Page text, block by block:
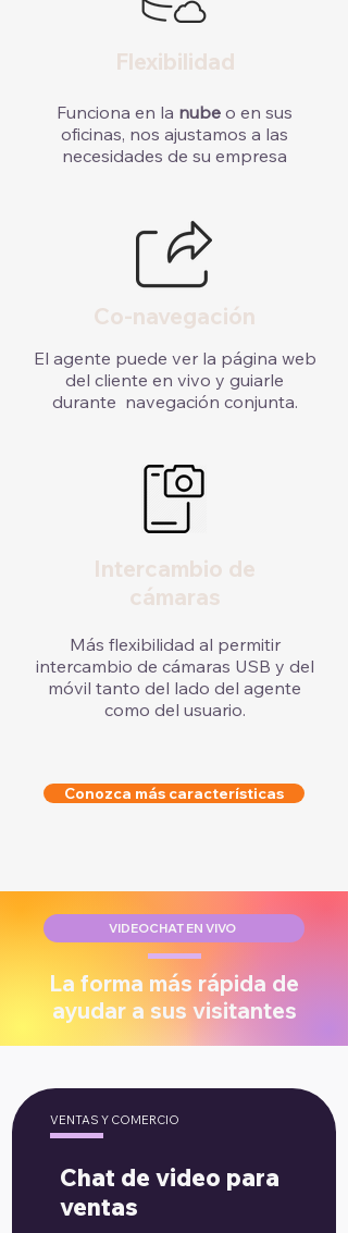
Flexibilidad
Funciona en la nube o en sus
oficinas, nos ajustamos a las
necesidades de su empresa
Co-navegación
El agente puede ver la página web
del cliente en vivo y guiarle
durante navegación conjunta.
Intercambio de
cámaras
Más flexibilidad al permitir
intercambio de cámaras USB y del
móvil tanto del lado del agente
como del usuario.
Conozca más características
VIDEOCHAT EN VIVO
La forma más rápida de
ayudar a sus visitantes
VENTAS Y COMERCIO
Chat de video para
ventas